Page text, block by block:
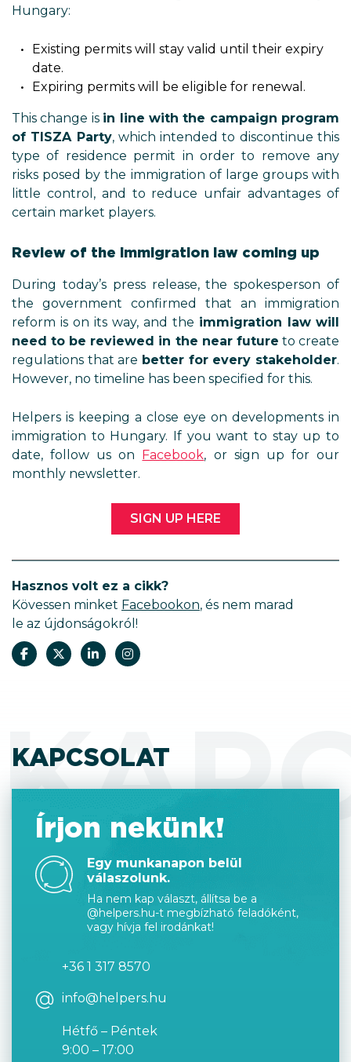
Hungary:
Existing permits will stay valid until their expiry
date.
Expiring permits will be eligible for renewal.
This change is in line with the campaign program
of TISZA Party, which intended to discontinue this
type of residence permit in order to remove any
risks posed by the immigration of large groups with
little control, and to reduce unfair advantages of
certain market players.
Review of the immigration law coming up
During today’s press release, the spokesperson of
the government confirmed that an immigration
reform is on its way, and the immigration law will
need to be reviewed in the near future to create
regulations that are better for every stakeholder.
However, no timeline has been specified for this.
Helpers is keeping a close eye on developments in
immigration to Hungary. If you want to stay up to
date, follow us on Facebook, or sign up for our
monthly newsletter.
SIGN UP HERE
Hasznos volt ez a cikk?
Kövessen minket Facebookon, és nem marad
le az újdonságokról!
KAPCSOLAT
Írjon nekünk!
Egy munkanapon belül
válaszolunk.
Ha nem kap választ, állítsa be a
@helpers.hu-t megbízható feladóként,
vagy hívja fel irodánkat!
+36 1 317 8570
info@helpers.hu
Hétfő – Péntek
9:00 – 17:00